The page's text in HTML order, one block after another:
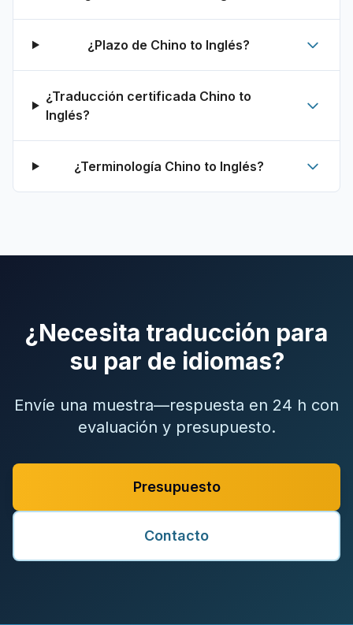
¿Plazo de Chino to Inglés?
¿Traducción certificada Chino to
Inglés?
¿Terminología Chino to Inglés?
¿Necesita traducción para
su par de idiomas?
Envíe una muestra—respuesta en 24 h con
evaluación y presupuesto.
Presupuesto
Contacto